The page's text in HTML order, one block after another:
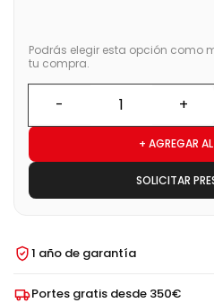
Podrás elegir esta opción como
tu compra.
+ AGREGAR
SOLICITAR
1 año de garantía
Portes gratis desde 350€